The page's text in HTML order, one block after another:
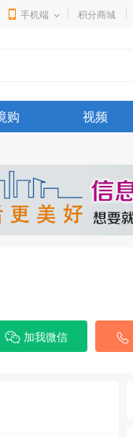
手机端 积分商城
购 视频
加我微信